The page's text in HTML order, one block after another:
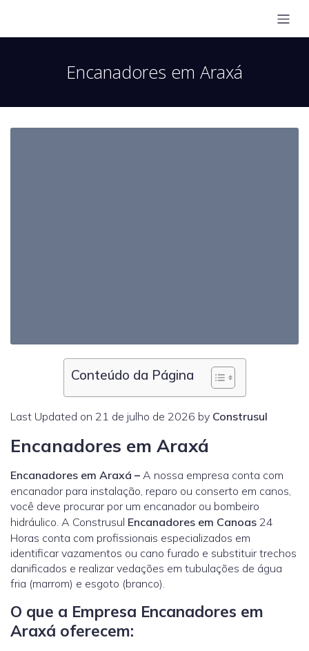
Encanadores em Araxá
Conteúdo da Página
Last Updated on 21 de julho de 2026 by Construsul
Encanadores em Araxá
Encanadores em Araxá – A nossa empresa conta com
encanador para instalação, reparo ou conserto em canos,
você deve procurar por um encanador ou bombeiro
hidráulico. A Construsul Encanadores em Canoas 24
Horas conta com profissionais especializados em
identificar vazamentos ou cano furado e substituir trechos
danificados e realizar vedações em tubulações de água
fria (marrom) e esgoto (branco).
O que a Empresa Encanadores em
Araxá oferecem: